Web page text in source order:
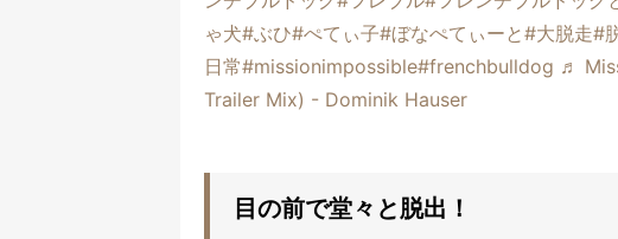
ゃ犬#ぶひ#ぺてぃ子#ぼなぺてぃーと#大脱走#
日常#missionimpossible#frenchbulldog ♬
Trailer Mix) - Dominik Hauser
目の前で堂々と脱出！